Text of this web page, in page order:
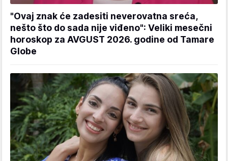
"Ovaj znak će zadesiti neverovatna sreća,
nešto što do sada nije viđeno": Veliki mesečni
horoskop za AVGUST 2026. godine od Tamare
Globe